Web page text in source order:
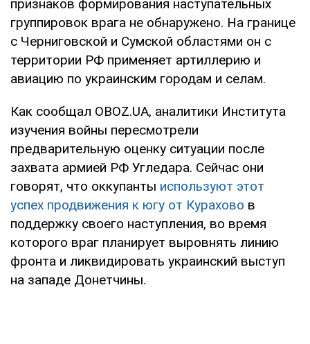
признаков формирования наступательных
группировок врага не обнаружено. На границе
с Черниговской и Сумской областями он с
территории РФ применяет артиллерию и
авиацию по украинским городам и селам.
Как сообщал OBOZ.UA, аналитики Института
изучения войны пересмотрели
предварительную оценку ситуации после
захвата армией РФ Угледара. Сейчас они
говорят, что оккупанты используют этот
успех продвижения к югу от Курахово в
поддержку своего наступления, во время
которого враг планирует выровнять линию
фронта и ликвидировать украинский выступ
на западе Донетчины.